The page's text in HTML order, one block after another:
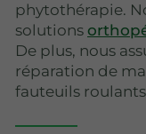
phytothérapie.
solutions
De plus, nous
réparation de
fauteuils